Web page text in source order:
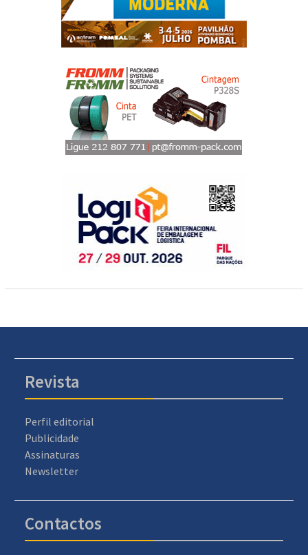
Revista
Perfil editorial
Publicidade
Assinaturas
Newsletter
Contactos